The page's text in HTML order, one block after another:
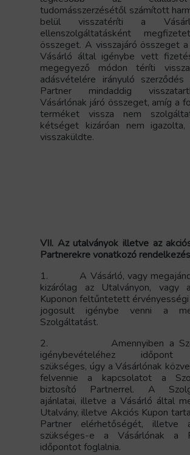
tudomásszerzésétől számított
belül visszatéríti a
ellenszolgáltatásként
összeget. A visszajáró összeget
Vásárló által igénybe vett
megegyező módon téríti
adásvételére irányuló
Partner mindaddig
Vásárlónak járó összeget, amíg a
terméket vissza nem
kétséget kizáróan nem
visszaküldte.
VII. Az utalványok illetve az
Partnerekre vonatkozó
1.
A Vásárló, vagy
kizárólag az Utalványon, vagy
Kuponon feltűntetett
jogosult igénybe venni a
Szolgáltatást.
2.
Amennyiben a
igénybevételéhez időpont
szükséges, úgy a Vásárlónak
felvennie a kapcsolatot a
biztosító Partnerrel. A
ajánlatai, illetve a Vásárló által
Utalvány, illetve Akciós Kupon
Partner elérhetőségét, illetve
szükséges-e a Vásárlónak a
időpontot foglalnia.